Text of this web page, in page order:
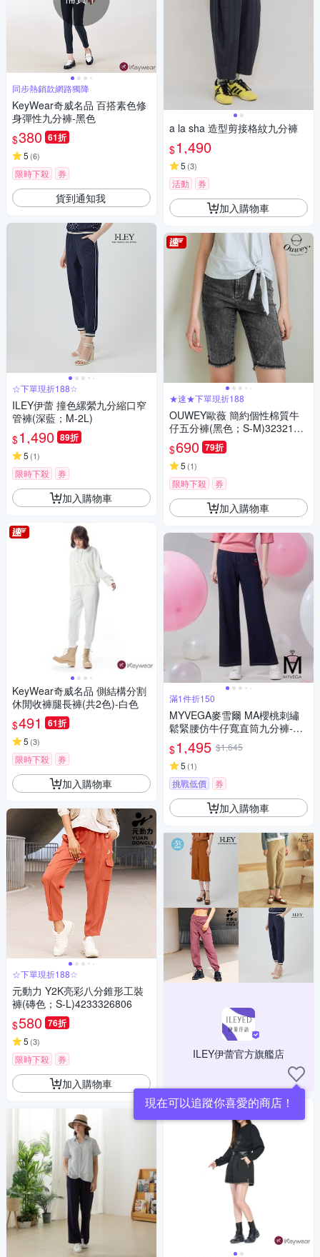
同步熱銷款網路獨降
KeyWear奇威名品 百搭素色修
身彈性九分褲-黑色
$380 61折
5 (6)
限時下殺 券
貨到通知我
☆下單現折188☆
ILEY伊蕾 撞色縲縈九分縮口窄
管褲(深藍；M-2L)
$1,490 89折
5 (1)
限時下殺 券
加入購物車
KeyWear奇威名品 側結構分割
休閒收褲腿長褲(共2色)-白色
$491 61折
5 (3)
限時下殺 券
加入購物車
☆下單現折188☆
元動力 Y2K亮彩八分錐形工裝
褲(磚色；S-L)4233326806
$580 76折
5 (3)
限時下殺 券
加入購物車
a la sha 造型剪接格紋九分褲
$1,490
5 (3)
活動 券
加入購物車
★速★下單現折188
OUWEY歐薇 簡約個性棉質牛
仔五分褲(黑色；S-M)3232168
552
$690 79折
5 (1)
限時下殺 券
加入購物車
滿1件折150
MYVEGA麥雪爾 MA櫻桃刺繡
鬆緊腰仿牛仔寬直筒九分褲-深
藍
$1,495 $1,645
5 (1)
挑戰低價 券
加入購物車
ILEY伊蕾官方旗艦店
現在可以追蹤你喜愛的商店！